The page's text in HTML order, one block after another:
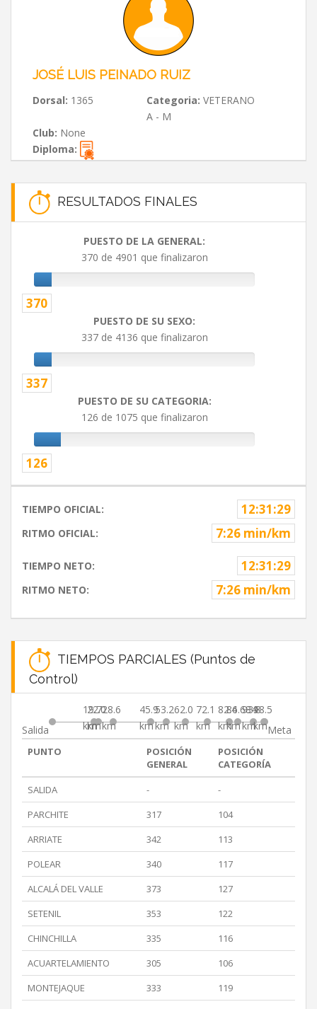
JOSÉ LUIS PEINADO RUIZ
Dorsal: 1365 Categoria: VETERANO
A - M
Club: None
Diploma:
RESULTADOS FINALES
PUESTO DE LA GENERAL:
370 de 4901 que finalizaron
370
PUESTO DE SU SEXO:
337 de 4136 que finalizaron
337
PUESTO DE SU CATEGORIA:
126 de 1075 que finalizaron
126
TIEMPO OFICIAL: 12:31:29
RITMO OFICIAL: 7:26 min/km
TIEMPO NETO: 12:31:29
RITMO NETO: 7:26 min/km
TIEMPOS PARCIALES (Puntos de
Control)
Salida
19.7
km
22.0
km
28.6
km
45.9
km
53.2
km
62.0
km
72.1
km
82.4
km
86.684
km
93.8
km
98.5
kmMeta
PUNTO
POSICIÓN
GENERAL
POSICIÓN
CATEGORÍA
SALIDA
-
-
PARCHITE
317
104
ARRIATE
342
113
POLEAR
340
117
ALCALÁ DEL VALLE
373
127
SETENIL
353
122
CHINCHILLA
335
116
ACUARTELAMIENTO
305
106
MONTEJAQUE
333
119